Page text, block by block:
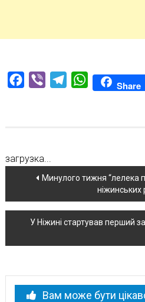
Facebook
Viber TelegramWhatsAppShare
загрузка...
Навігація
по
новині
Минулого тижня “лелека
ніжинських
У Ніжині стартував перший
Вам може бути